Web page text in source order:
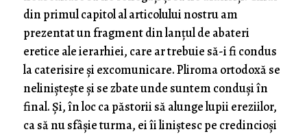
din primul capitol al articolului nostru am
prezentat un fragment din lanțul de abateri
eretice ale ierarhiei, care ar trebuie să-i fi condus
la caterisire și excomunicare. Pliroma ortodoxă se
neliniștește și se zbate unde suntem conduși în
final. Și, în loc ca păstorii să alunge lupii ereziilor,
ca să nu sfâșie turma, ei îi liniștesc pe credincioși